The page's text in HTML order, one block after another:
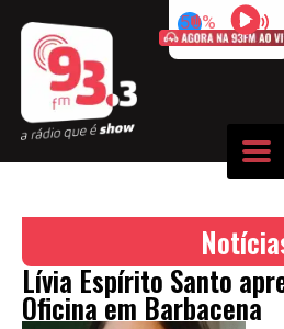
50%
Lívia Espírito Santo
Oficina em Barbacena